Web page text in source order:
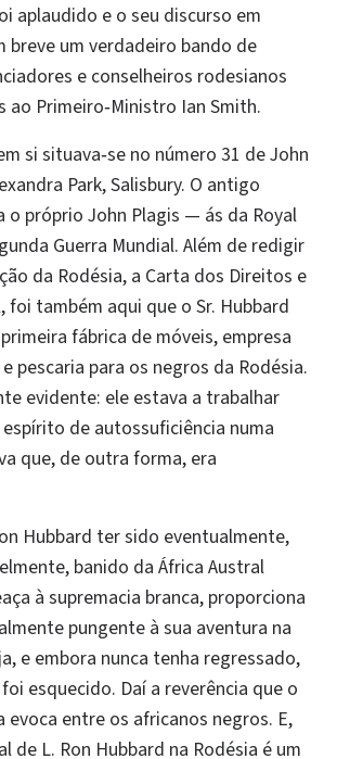
aplaudido e o seu discurso em
breve um verdadeiro bando de
e conselheiros rodesianos
ao Primeiro‑Ministro Ian Smith.
si situava‑se no número 31 de John
Park, Salisbury. O antigo
o próprio John Plagis — ás da Royal
Guerra Mundial. Além de redigir
da Rodésia, a Carta dos Direitos e
foi também aqui que o Sr. Hubbard
fábrica de móveis, empresa
pescaria para os negros da Rodésia.
evidente: ele estava a trabalhar
de autossuficiência numa
que, de outra forma, era
Hubbard ter sido eventualmente,
banido da África Austral
à supremacia branca, proporciona
pungente à sua aventura na
e embora nunca tenha regressado,
esquecido. Daí a reverência que o
evoca entre os africanos negros. E,
de L. Ron Hubbard na Rodésia é um